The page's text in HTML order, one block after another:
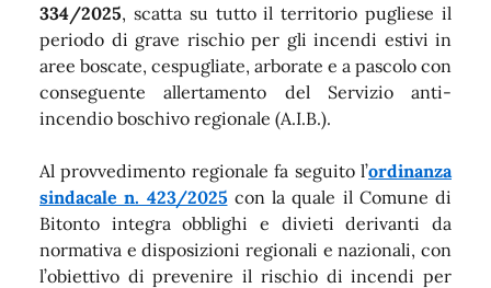
334/2025, scatta su tutto il territorio pugliese il
periodo di grave rischio per gli incendi estivi in
aree boscate, cespugliate, arborate e a pascolo con
conseguente allertamento del Servizio anti-
incendio boschivo regionale (A.I.B.).
Al provvedimento regionale fa seguito l’ordinanza
sindacale n. 423/2025 con la quale il Comune di
Bitonto integra obblighi e divieti derivanti da
normativa e disposizioni regionali e nazionali, con
l’obiettivo di prevenire il rischio di incendi per